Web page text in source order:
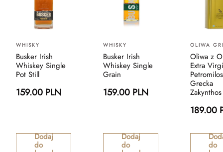
WHISKY
Busker Irish
Whiskey Single
Pot Still
159.00 PLN
Dodaj
do
WHISKY
Busker Irish
Whiskey Single
Grain
159.00 PLN
Dodaj
do
OLIWA
Oliwa z
Extra
Grecka
Zakynthos
189.00
do